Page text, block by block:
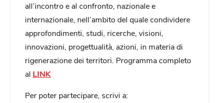
all’incontro e al confronto, nazionale e
internazionale, nell’ambito del quale condividere
approfondimenti, studi, ricerche, visioni,
innovazioni, progettualità, azioni, in materia di
rigenerazione dei territori. Programma completo
al LINK
Per poter partecipare, scrivi a: